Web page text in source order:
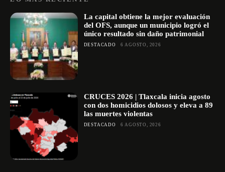
La capital obtiene la mejor evaluación
del OFS, aunque un municipio logró el
único resultado sin daño patrimonial
DESTACADO 6 AGOSTO, 2026
CRUCES 2026 | Tlaxcala inicia agosto
con dos homicidios dolosos y eleva a 89
las muertes violentas
DESTACADO 6 AGOSTO, 2026